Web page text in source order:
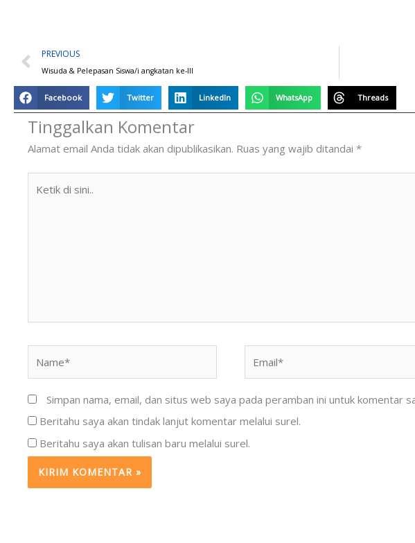
Prev
PREVIOUS
Wisuda & Pelepasan Siswa/i angkatan ke-III
Facebook Twitter LinkedIn WhatsApp Threads
Tinggalkan Komentar
Alamat email Anda tidak akan dipublikasikan. Ruas yang wajib ditandai *
Simpan nama, email, dan situs web saya pada peramban ini untuk komentar
Beritahu saya akan tindak lanjut komentar melalui surel.
Beritahu saya akan tulisan baru melalui surel.